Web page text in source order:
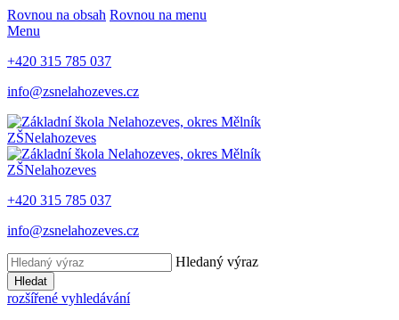
Rovnou na obsah Rovnou na menu
Menu
+420 315 785 037
info@zsnelahozeves.cz
ZŠNelahozeves
ZŠNelahozeves
+420 315 785 037
info@zsnelahozeves.cz
Hledaný výraz
Hledat
rozšířené vyhledávání